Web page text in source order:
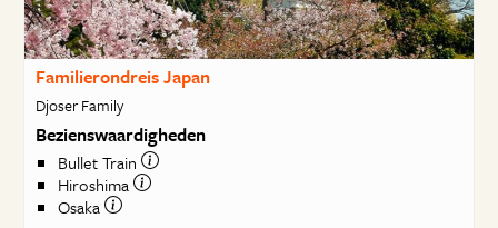
Familierondreis Japan
Djoser Family
Bezienswaardigheden
Bullet Train
Hiroshima
Osaka